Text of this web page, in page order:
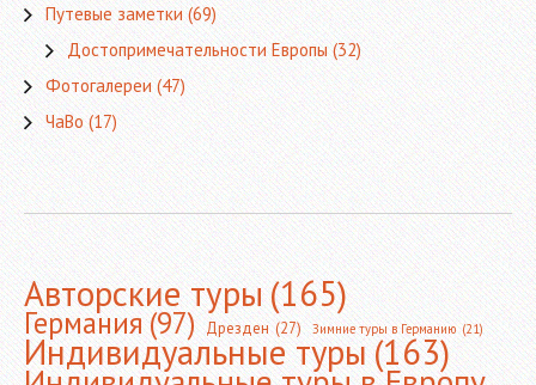
Путевые заметки(69)
Достопримечательности Европы(32)
Фотогалереи(47)
ЧаВо(17)
Авторские туры(165)
Германия(97) Дрезден (27) Зимние туры в Германию (21)
Индивидуальные туры(163)